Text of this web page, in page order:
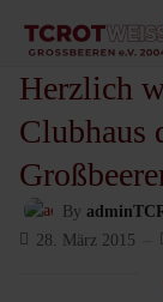
Herzlich
Clubhaus
By
28. März 2015